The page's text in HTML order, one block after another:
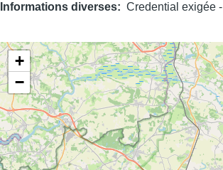
Informations diverses Credential exigée -
+
−